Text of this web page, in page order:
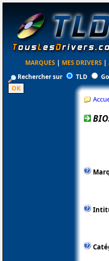
MARQUES | MES DRIVERS |
Rechercher sur
TLD